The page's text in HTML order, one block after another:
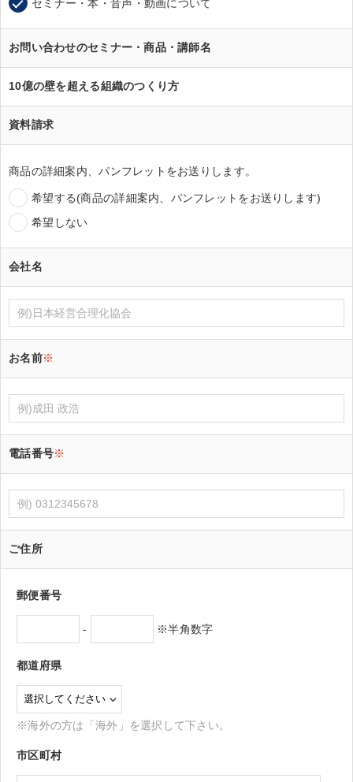
セミナー・本・音声・動画について
お問い合わせのセミナー・商品・講師名
10億の壁を超える組織のつくり方
資料請求
商品の詳細案内、パンフレットをお送りします。
希望する(商品の詳細案内、パンフレットをお送りします)
希望しない
会社名
お名前※
電話番号※
ご住所
郵便番号
- ※半角数字
都道府県
※海外の方は「海外」を選択して下さい。
市区町村